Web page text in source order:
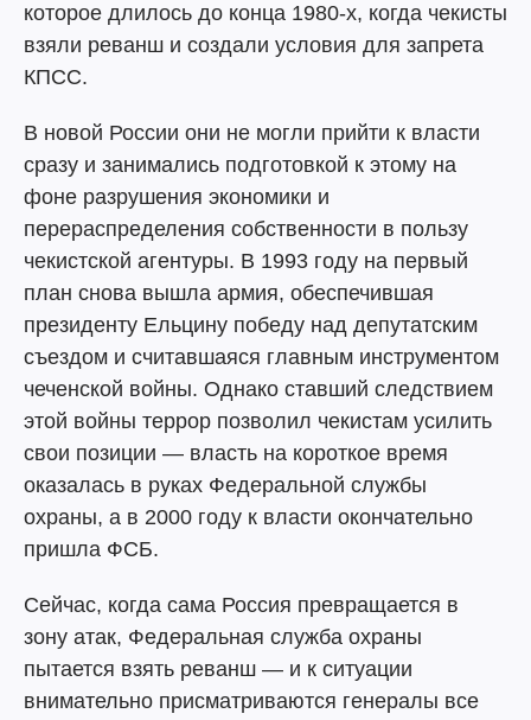
которое длилось до конца 1980-х, когда чекисты
взяли реванш и создали условия для запрета
КПСС.
В новой России они не могли прийти к власти
сразу и занимались подготовкой к этому на
фоне разрушения экономики и
перераспределения собственности в пользу
чекистской агентуры. В 1993 году на первый
план снова вышла армия, обеспечившая
президенту Ельцину победу над депутатским
съездом и считавшаяся главным инструментом
чеченской войны. Однако ставший следствием
этой войны террор позволил чекистам усилить
свои позиции — власть на короткое время
оказалась в руках Федеральной службы
охраны, а в 2000 году к власти окончательно
пришла ФСБ.
Сейчас, когда сама Россия превращается в
зону атак, Федеральная служба охраны
пытается взять реванш — и к ситуации
внимательно присматриваются генералы все